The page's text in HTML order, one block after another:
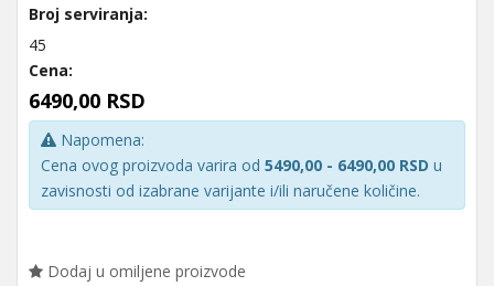
Broj serviranja:
45
Cena:
6490,00 RSD
Napomena:
Cena ovog proizvoda varira od 5490,00 - 6490,00 RSD u
zavisnosti od izabrane varijante i/ili naručene količine.
Dodaj u omiljene proizvode